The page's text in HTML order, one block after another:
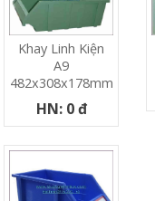
Khay Linh Kiện
A9
482x308x178mm
HN: 0 đ